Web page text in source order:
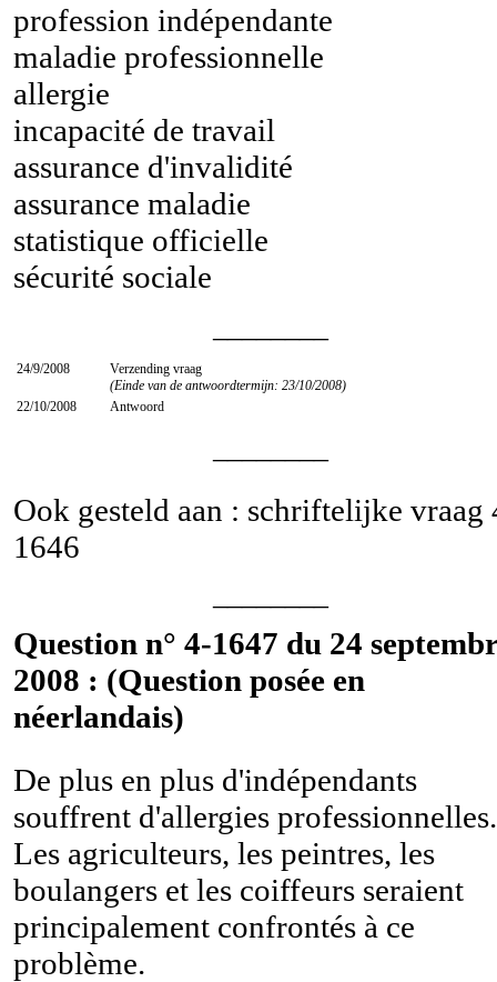
profession indépendante
maladie professionnelle
allergie
incapacité de travail
assurance d'invalidité
assurance maladie
statistique officielle
sécurité sociale
24/9/2008
Verzending vraag
(Einde van de antwoordtermijn: 23/10/2008)
22/10/2008
Antwoord
Ook gesteld aan : schriftelijke vraag
1646
Question n° 4-1647 du 24
2008 : (Question posée en
néerlandais)
De plus en plus d'indépendants
souffrent d'allergies professionnelles.
Les agriculteurs, les peintres, les
boulangers et les coiffeurs seraient
principalement confrontés à ce
problème.